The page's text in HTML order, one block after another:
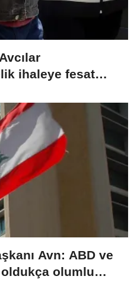
ihaleye fesat
Avn: ABD ve
olumlu